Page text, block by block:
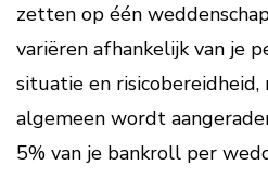
zetten op één
variëren afhankelijk van je
situatie en risicobereidheid,
algemeen wordt
5% van je bankroll per